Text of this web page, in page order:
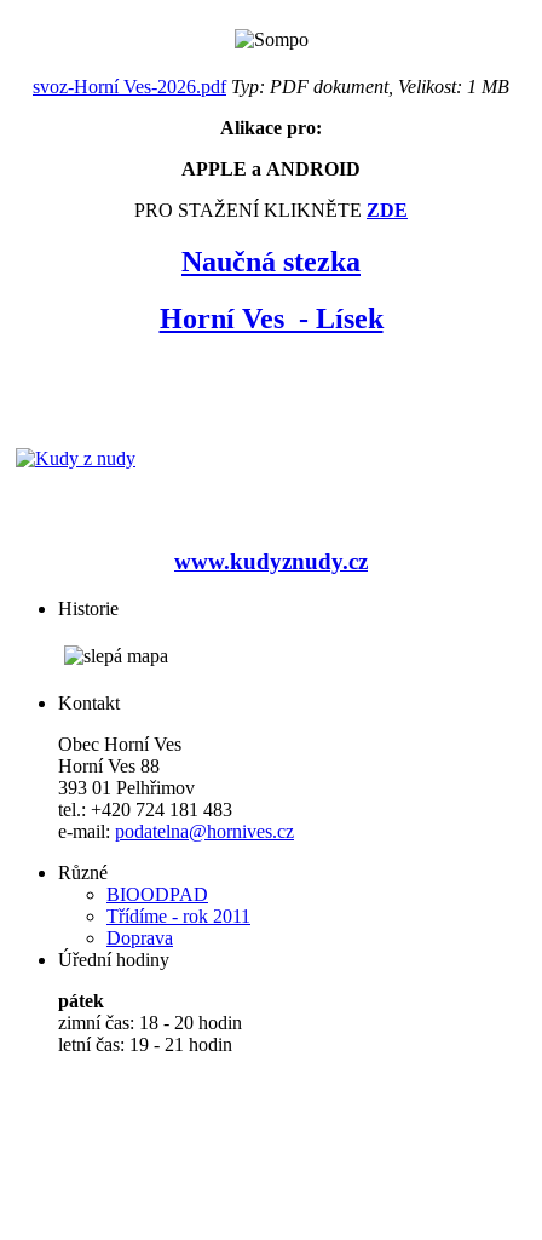
svoz-Horní Ves-2026.pdfTyp: PDF dokument, Velikost: 1 MB
Alikace pro:
APPLE a ANDROID
PRO STAŽENÍ KLIKNĚTE ZDE
Naučná stezka
Horní Ves - Lísek
www.kudyznudy.cz
Historie
Kontakt
Obec Horní Ves
Horní Ves 88
393 01 Pelhřimov
tel.: +420 724 181 483
e-mail: podatelna@hornives.cz
Různé
BIOODPAD
Třídíme - rok 2011
Doprava
Úřední hodiny
pátek
zimní čas: 18 - 20 hodin
letní čas: 19 - 21 hodin